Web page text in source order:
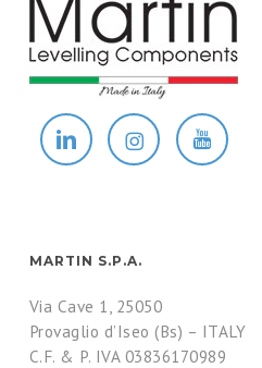
MARTIN S.P.A.
Via Cave 1, 25050
Provaglio d’Iseo (Bs) – ITALY
C.F. & P. IVA 03836170989